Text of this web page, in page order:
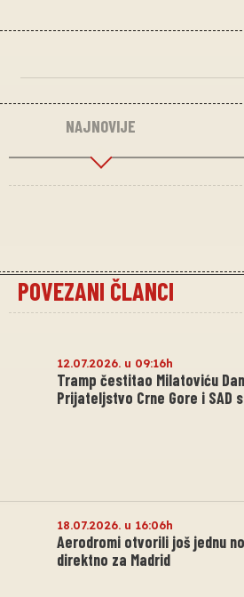
NAJNOVIJE
POVEZANI ČLANCI
12.07.2026. u 09:16h
Tramp čestitao Milatoviću
Prijateljstvo Crne Gore i SAD
18.07.2026. u 16:06h
Aerodromi otvorili još jednu
direktno za Madrid